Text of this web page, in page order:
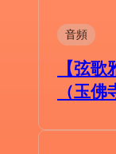
音頻
【弦
（玉佛